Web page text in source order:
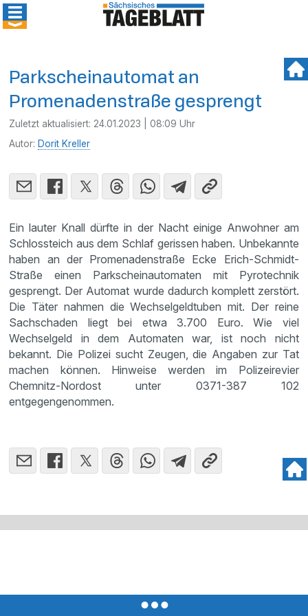
Parkscheinautomat an
Promenadenstraße gesprengt
Zuletzt aktualisiert: 24.01.2023 | 08:09 Uhr
Autor: Dorit Kreller
Ein lauter Knall dürfte in der Nacht einige Anwohner am
Schlossteich aus dem Schlaf gerissen haben. Unbekannte
haben an der Promenadenstraße Ecke Erich-Schmidt-
Straße einen Parkscheinautomaten mit Pyrotechnik
gesprengt. Der Automat wurde dadurch komplett zerstört.
Die Täter nahmen die Wechselgeldtuben mit. Der reine
Sachschaden liegt bei etwa 3.700 Euro. Wie viel
Wechselgeld in dem Automaten war, ist noch nicht
bekannt. Die Polizei sucht Zeugen, die Angaben zur Tat
machen können. Hinweise werden im Polizeirevier
Chemnitz-Nordost unter 0371-387 102
entgegengenommen.